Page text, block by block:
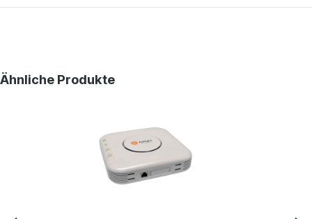
Produktgalerie überspringen
Ähnliche Produkte